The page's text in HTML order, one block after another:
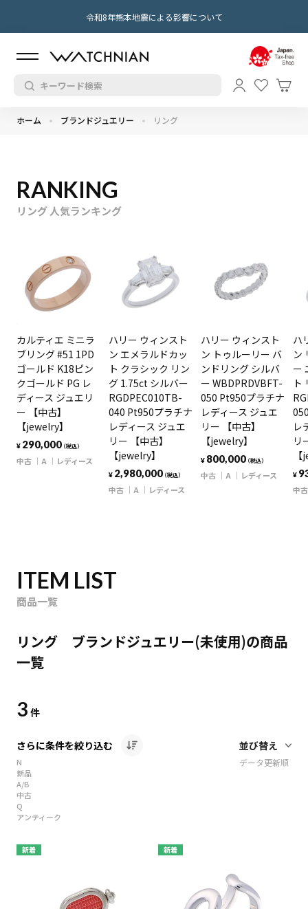
令和8年熊本地震による影響について
ホーム ブランドジュエリー リング
RANKING
リング 人気ランキング
カルティエ ミニラ
ブリング #51 1PD
ゴールド K18ピン
クゴールド PG レ
ディース ジュエリ
ー 【中古】
【jewelry】
¥ 290,000（税込）
中古 A レディース
ハリー ウィンスト
ン エメラルドカッ
ト クラシック リン
グ 1.75ct シルバー
RGDPEC010TB-
040 Pt950プラチナ
レディース ジュエ
リー 【中古】
【jewelry】
¥ 2,980,000（税込）
中古 A レディース
ハリー ウィンスト
ン トゥルーリー バ
ンドリング シルバ
ー WBDPRDVBFT-
050 Pt950プラチナ
レディース ジュエ
リー 【中古】
【jewelry】
¥ 800,000（税込）
中古 A レディース
ハ
ン
ー
ト
レ
リ
¥
中古
ITEM LIST
商品一覧
リング ブランドジュエリー(未使用)の商品
一覧
3 件
さらに条件を絞り込む
N
新品
A/B
中古
Q
アンティーク
データ更新順
新着 新着